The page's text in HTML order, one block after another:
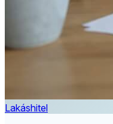
Lakáshitel